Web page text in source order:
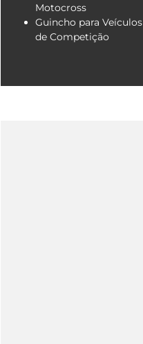
Motocross
Guincho para Veículos
de Competição